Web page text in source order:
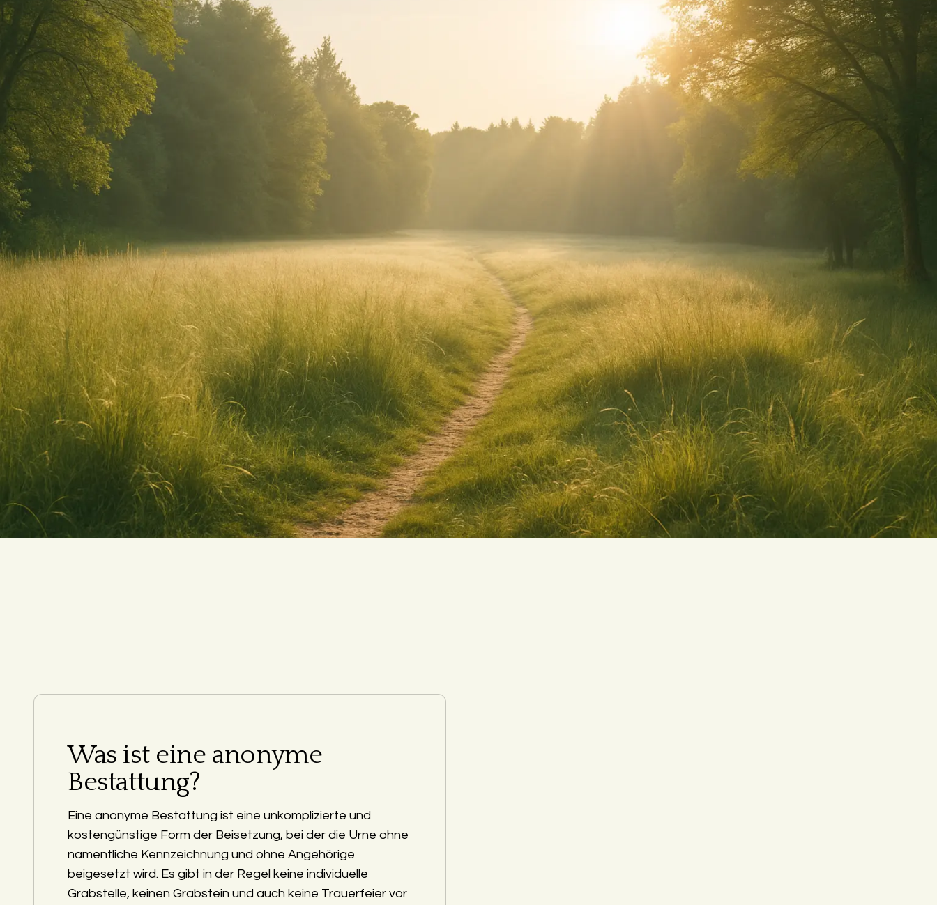
Was ist eine anonyme
Bestattung?
Eine anonyme Bestattung ist eine unkomplizierte und
kostengünstige Form der Beisetzung, bei der die Urne ohne
namentliche Kennzeichnung und ohne Angehörige
beigesetzt wird. Es gibt in der Regel keine individuelle
Grabstelle, keinen Grabstein und auch keine Trauerfeier vor